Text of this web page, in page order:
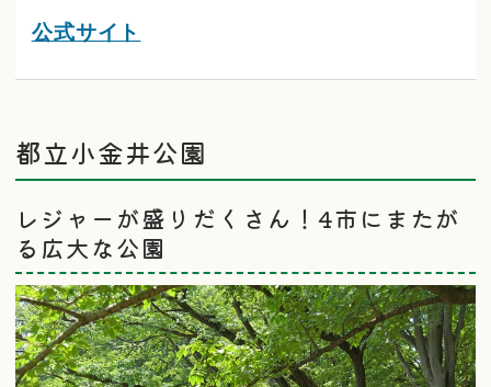
公式サイト
都立小金井公園
レジャーが盛りだくさん！4市にまたが
る広大な公園